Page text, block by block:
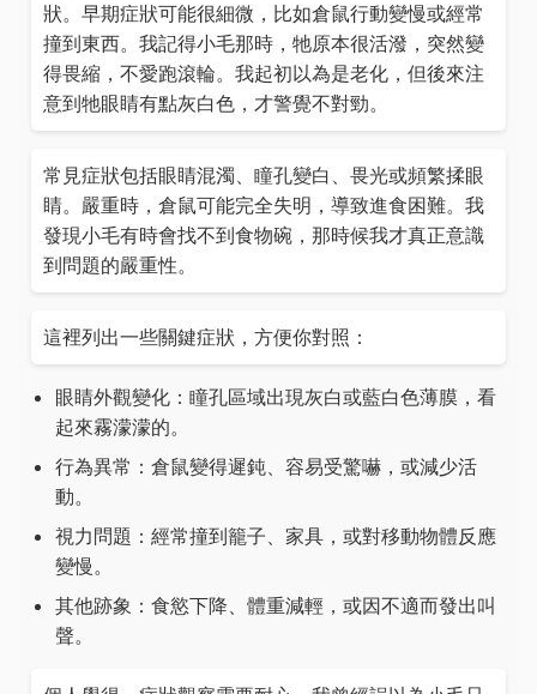
狀。早期症狀可能很細微，比如倉鼠行動變慢或經常
撞到東西。我記得小毛那時，牠原本很活潑，突然變
得畏縮，不愛跑滾輪。我起初以為是老化，但後來注
意到牠眼睛有點灰白色，才警覺不對勁。
常見症狀包括眼睛混濁、瞳孔變白、畏光或頻繁揉眼
睛。嚴重時，倉鼠可能完全失明，導致進食困難。我
發現小毛有時會找不到食物碗，那時候我才真正意識
到問題的嚴重性。
這裡列出一些關鍵症狀，方便你對照：
眼睛外觀變化：瞳孔區域出現灰白或藍白色薄膜，看
起來霧濛濛的。
行為異常：倉鼠變得遲鈍、容易受驚嚇，或減少活
動。
視力問題：經常撞到籠子、家具，或對移動物體反應
變慢。
其他跡象：食慾下降、體重減輕，或因不適而發出叫
聲。